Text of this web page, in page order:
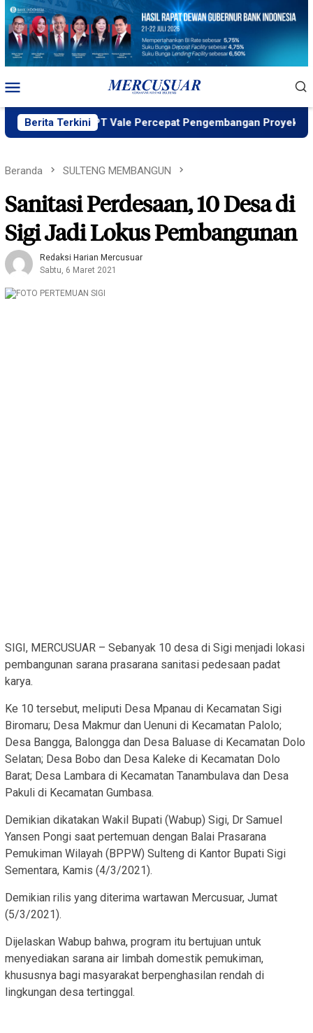
Loncat
konten
Mobile
Berita Terkini
MIND ID, PT Vale Percepat Pengembangan Proyek Strategis
Beranda SULTENG MEMBANGUN
Sanitasi Perdesaan, 10 Desa di
Sigi Jadi Lokus Pembangunan
Redaksi Harian Mercusuar
Sabtu, 6 Maret 2021
SIGI, MERCUSUAR – Sebanyak 10 desa di Sigi menjadi lokasi
pembangunan sarana prasarana sanitasi pedesaan padat
karya.
Ke 10 tersebut, meliputi Desa Mpanau di Kecamatan Sigi
Biromaru; Desa Makmur dan Uenuni di Kecamatan Palolo;
Desa Bangga, Balongga dan Desa Baluase di Kecamatan Dolo
Selatan; Desa Bobo dan Desa Kaleke di Kecamatan Dolo
Barat; Desa Lambara di Kecamatan Tanambulava dan Desa
Pakuli di Kecamatan Gumbasa.
Demikian dikatakan Wakil Bupati (Wabup) Sigi, Dr Samuel
Yansen Pongi saat pertemuan dengan Balai Prasarana
Pemukiman Wilayah (BPPW) Sulteng di Kantor Bupati Sigi
Sementara, Kamis (4/3/2021).
Demikian rilis yang diterima wartawan Mercusuar, Jumat
(5/3/2021).
Dijelaskan Wabup bahwa, program itu bertujuan untuk
menyediakan sarana air limbah domestik pemukiman,
khususnya bagi masyarakat berpenghasilan rendah di
lingkungan desa tertinggal.